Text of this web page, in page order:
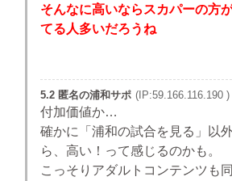
そんなに高いならスカパーの方
てる人多いだろうね
5.2 匿名の浦和サポ (IP:59.166.116.190 )
付加価値か…
確かに「浦和の試合を見る」以
ら、高い！って感じるのかも。
こっそりアダルトコンテンツも